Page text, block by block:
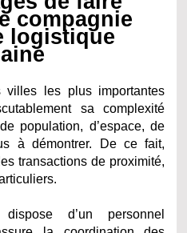
compagnie
logistique
les plus importantes
sa complexité
population, d’espace, de
à démontrer. De ce fait,
transactions de proximité,
d’un personnel